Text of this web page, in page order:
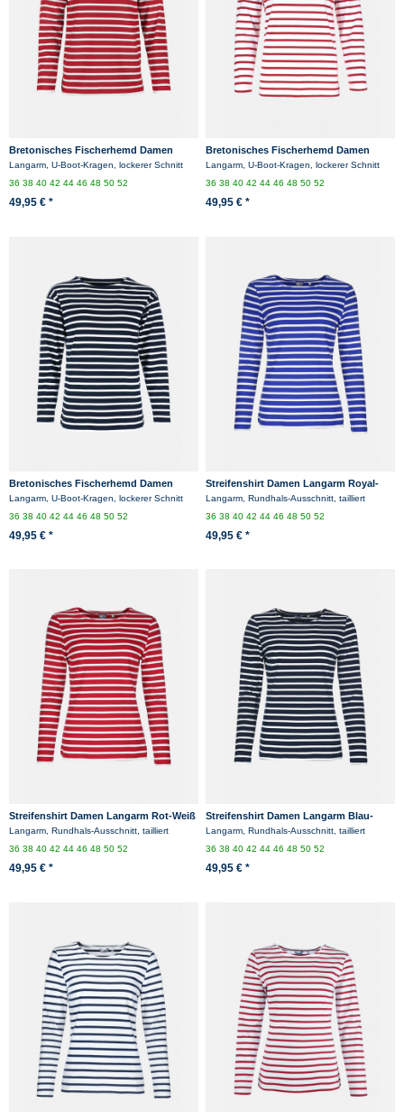
Bretonisches Fischerhemd Damen
Langarm - Streifenshirt -
rot/weissgestreift
Langarm, U-Boot-Kragen, lockerer Schnitt
363840424446485052
49,95 € *
Bretonisches Fischerhemd Damen
Langarm - Streifenshirt -
weiß/rotgestreift
Langarm, U-Boot-Kragen, lockerer Schnitt
363840424446485052
49,95 € *
Bretonisches Fischerhemd Damen
Langarm - Streifenshirt -
blau/weissgestreift
Langarm, U-Boot-Kragen, lockerer Schnitt
363840424446485052
49,95 € *
Streifenshirt Damen Langarm Royal-
Weiß Gestreift Ringelshirt
Langarm, Rundhals-Ausschnitt, tailliert
363840424446485052
49,95 € *
Streifenshirt Damen Langarm Rot-Weiß
gestreift Ringelshirt
Langarm, Rundhals-Ausschnitt, tailliert
363840424446485052
49,95 € *
Streifenshirt Damen Langarm Blau-
Weiß Gestreift Ringelshirt
Langarm, Rundhals-Ausschnitt, tailliert
363840424446485052
49,95 € *